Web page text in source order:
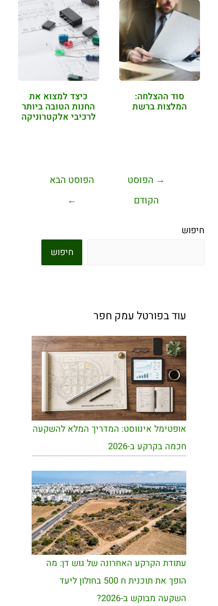
סוד ההצלחה:
המלצות ברשת
כיצד למצוא את
החנות הטובה ביותר
לרכיבי אלקטרוניקה
→ הפוסט
הקודם
הפוסט הבא
←
חיפוש
חיפוש
עוד בפורטל עמק חפר
אופטימל אינווסט: המדריך המלא להשקעה
חכמה בקרקע ב-2026
עתודת הקרקע האחרונה של גוש דן: מה
הופך את תוכנית ח 500 בחולון ליעד
השקעה מבוקש ב-2026?